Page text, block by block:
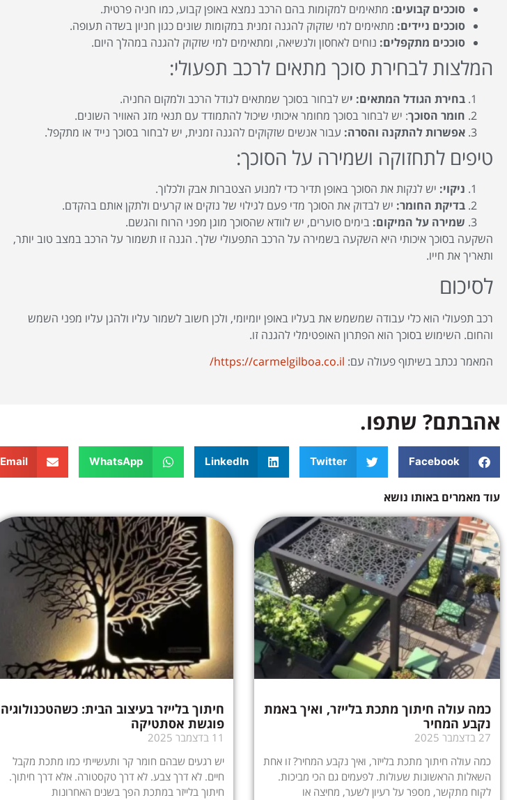
סוככים קבועים: מתאימים למקומות בהם הרכב נמצא באופן קבוע, כמו חניה פרטית.
סוככים ניידים: מתאימים למי שזקוק להגנה זמנית במקומות שונים כגון חניון בשדה תעופה.
סוככים מתקפלים: נוחים לאחסון ולנשיאה, ומתאימים למי שזקוק להגנה במהלך היום.
המלצות לבחירת סוכך מתאים לרכב תפעולי:
בחירת הגודל המתאים: יש לבחור בסוכך שמתאים לגודל הרכב ולמקום החניה.
חומר הסוכך: יש לבחור בסוכך מחומר איכותי שיכול להתמודד עם תנאי מזג האוויר השונים.
אפשרות להתקנה והסרה: עבור אנשים שזקוקים להגנה זמנית, יש לבחור בסוכך נייד או מתקפל.
טיפים לתחזוקה ושמירה על הסוכך:
ניקוי: יש לנקות את הסוכך באופן תדיר כדי למנוע הצטברות אבק ולכלוך.
בדיקת החומר: יש לבדוק את הסוכך מדי פעם לגילוי של נזקים או קרעים ולתקן אותם בהקדם.
שמירה על המיקום: בימים סוערים, יש לוודא שהסוכך מוגן מפני הרוח והגשם.
השקעה בסוכך איכותי היא השקעה בשמירה על הרכב התפעולי שלך. הגנה זו תשמור על הרכב במצב טוב יותר,
ותאריך את חייו.
לסיכום
רכב תפעולי הוא כלי עבודה שמשמש את בעליו באופן יומיומי, ולכן חשוב לשמור עליו ולהגן עליו מפני השמש
והחום. השימוש בסוכך הוא הפתרון האופטימלי להגנה זו.
המאמר נכתב בשיתוף פעולה עם: https://carmelgilboa.co.il/
אהבתם? שתפו.
Facebook
Twitter
LinkedIn
WhatsApp
Email
עוד מאמרים באותו נושא
כמה עולה חיתוך מתכת בלייזר, ואיך באמת
נקבע המחיר
27 בדצמבר 2025
כמה עולה חיתוך מתכת בלייזר, ואיך נקבע המחיר? זו אחת
השאלות הראשונות שעולות. לפעמים גם הכי מביכות.
לקוח מתקשר, מספר על רעיון לשער, מחיצה או
חיתוך בלייזר בעיצוב הבית: כשהטכנולוגיה
פוגשת אסתטיקה
11 בדצמבר 2025
יש רגעים שבהם חומר קר ותעשייתי כמו מתכת מקבל
חיים. לא דרך צבע. לא דרך טקסטורה. אלא דרך חיתוך.
חיתוך בלייזר במתכת הפך בשנים האחרונות